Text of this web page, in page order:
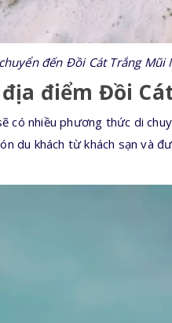
đến Đồi Cát Trắng Mũi
điểm Đồi
nhiều phương thức di
du khách từ khách sạn và